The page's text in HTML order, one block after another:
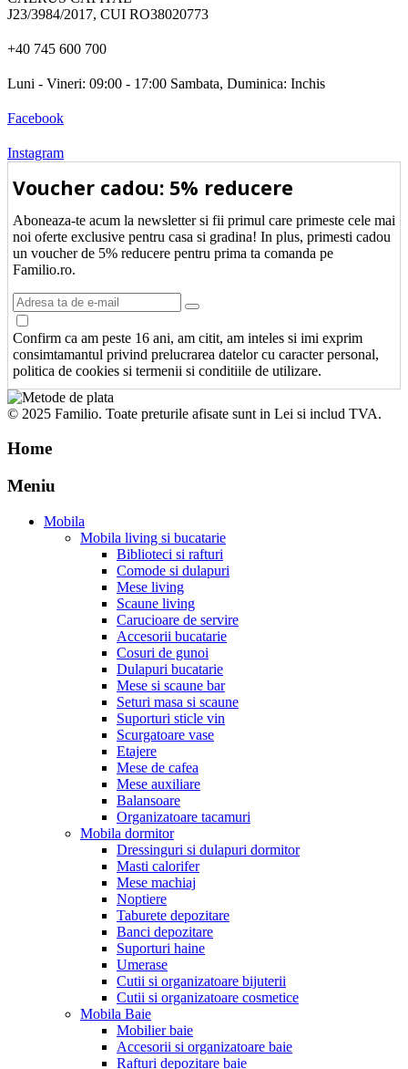
J23/3984/2017, CUI RO38020773
+40 745 600 700
Luni - Vineri: 09:00 - 17:00 Sambata, Duminica: Inchis
Facebook
Instagram
Voucher cadou: 5% reducere
Aboneaza-te acum la newsletter si fii primul care primeste cele mai
noi oferte exclusive pentru casa si gradina! In plus, primesti cadou
un voucher de 5% reducere pentru prima ta comanda pe
Familio.ro.
Confirm ca am peste 16 ani, am citit, am inteles si imi exprim
consimtamantul privind prelucrarea datelor cu caracter personal,
politica de cookies si termenii si conditiile de utilizare.
© 2025 Familio. Toate preturile afisate sunt in Lei si includ TVA.
Home
Meniu
Mobila
Mobila living si bucatarie
Biblioteci si rafturi
Comode si dulapuri
Mese living
Scaune living
Carucioare de servire
Accesorii bucatarie
Cosuri de gunoi
Dulapuri bucatarie
Mese si scaune bar
Seturi masa si scaune
Suporturi sticle vin
Scurgatoare vase
Etajere
Mese de cafea
Mese auxiliare
Balansoare
Organizatoare tacamuri
Mobila dormitor
Dressinguri si dulapuri dormitor
Masti calorifer
Mese machiaj
Noptiere
Taburete depozitare
Banci depozitare
Suporturi haine
Umerase
Cutii si organizatoare bijuterii
Cutii si organizatoare cosmetice
Mobila Baie
Mobilier baie
Accesorii si organizatoare baie
Rafturi depozitare baie